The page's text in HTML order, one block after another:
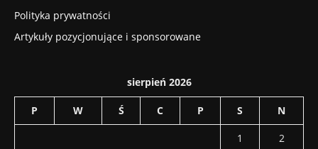
Polityka prywatności
Artykuły pozycjonujące i sponsorowane
sierpień 2026
P W Ś C P S N
1
2